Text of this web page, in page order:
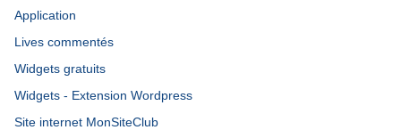
Application
Lives commentés
Widgets gratuits
Widgets - Extension Wordpress
Site internet MonSiteClub